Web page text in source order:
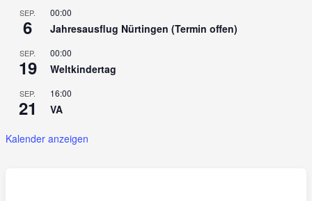
SEP.
6
00:00
Jahresausflug Nürtingen (Termin offen)
SEP.
19
00:00
Weltkindertag
SEP.
21
16:00
VA
Kalender anzeigen